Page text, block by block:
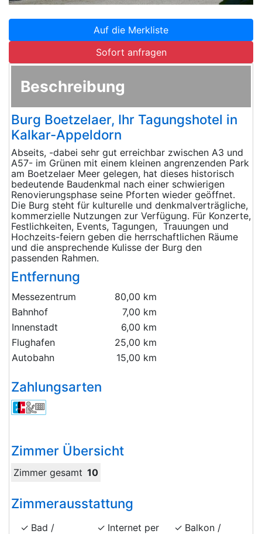
Auf die Merkliste
Sofort anfragen
Beschreibung
Burg Boetzelaer, Ihr Tagungshotel in
Kalkar-Appeldorn
Abseits, -dabei sehr gut erreichbar zwischen A3 und
A57- im Grünen mit einem kleinen angrenzenden Park
am Boetzelaer Meer gelegen, hat dieses historisch
bedeutende Baudenkmal nach einer schwierigen
Renovierungsphase seine Pforten wieder geöffnet.
Die Burg steht für kulturelle und denkmalverträgliche,
kommerzielle Nutzungen zur Verfügung. Für Konzerte,
Festlichkeiten, Events, Tagungen, Trauungen und
Hochzeits-feiern geben die herrschaftlichen Räume
und die ansprechende Kulisse der Burg den
passenden Rahmen.
Entfernung
Messezentrum
80,00 km
Bahnhof
7,00 km
Innenstadt
6,00 km
Flughafen
25,00 km
Autobahn
15,00 km
Zahlungsarten
Zimmer Übersicht
Zimmer gesamt 10
Zimmerausstattung
Bad /
Internet per
Balkon /